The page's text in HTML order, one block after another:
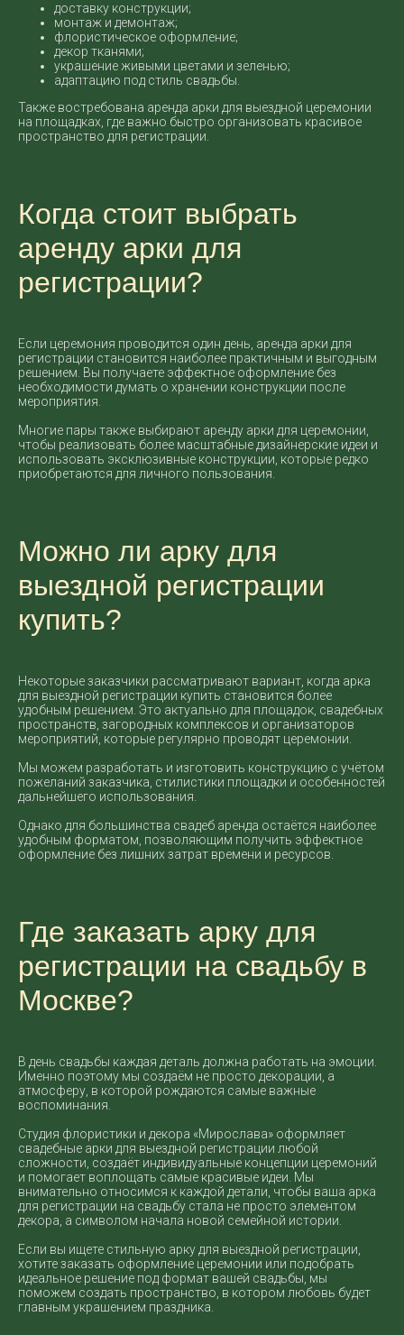
доставку конструкции;
монтаж и демонтаж;
флористическое оформление;
декор тканями;
украшение живыми цветами и зеленью;
адаптацию под стиль свадьбы.
Также востребована аренда арки для выездной церемонии
на площадках, где важно быстро организовать красивое
пространство для регистрации.
Когда стоит выбрать
аренду арки для
регистрации?
Если церемония проводится один день, аренда арки для
регистрации становится наиболее практичным и выгодным
решением. Вы получаете эффектное оформление без
необходимости думать о хранении конструкции после
мероприятия.
Многие пары также выбирают аренду арки для церемонии,
чтобы реализовать более масштабные дизайнерские идеи и
использовать эксклюзивные конструкции, которые редко
приобретаются для личного пользования.
Можно ли арку для
выездной регистрации
купить?
Некоторые заказчики рассматривают вариант, когда арка
для выездной регистрации купить становится более
удобным решением. Это актуально для площадок, свадебных
пространств, загородных комплексов и организаторов
мероприятий, которые регулярно проводят церемонии.
Мы можем разработать и изготовить конструкцию с учётом
пожеланий заказчика, стилистики площадки и особенностей
дальнейшего использования.
Однако для большинства свадеб аренда остаётся наиболее
удобным форматом, позволяющим получить эффектное
оформление без лишних затрат времени и ресурсов.
Где заказать арку для
регистрации на свадьбу в
Москве?
В день свадьбы каждая деталь должна работать на эмоции.
Именно поэтому мы создаём не просто декорации, а
атмосферу, в которой рождаются самые важные
воспоминания.
Студия флористики и декора «Мирослава» оформляет
свадебные арки для выездной регистрации любой
сложности, создаёт индивидуальные концепции церемоний
и помогает воплощать самые красивые идеи. Мы
внимательно относимся к каждой детали, чтобы ваша арка
для регистрации на свадьбу стала не просто элементом
декора, а символом начала новой семейной истории.
Если вы ищете стильную арку для выездной регистрации,
хотите заказать оформление церемонии или подобрать
идеальное решение под формат вашей свадьбы, мы
поможем создать пространство, в котором любовь будет
главным украшением праздника.